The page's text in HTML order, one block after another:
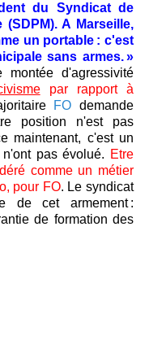
du Syndicat de
A Marseille,
un portable : c'est
sans armes. »
d'agressivité
par rapport à
FO demande
position n'est pas
maintenant, c'est un
pas évolué. Etre
comme un métier
pour FO. Le syndicat
de cet armement :
de formation des